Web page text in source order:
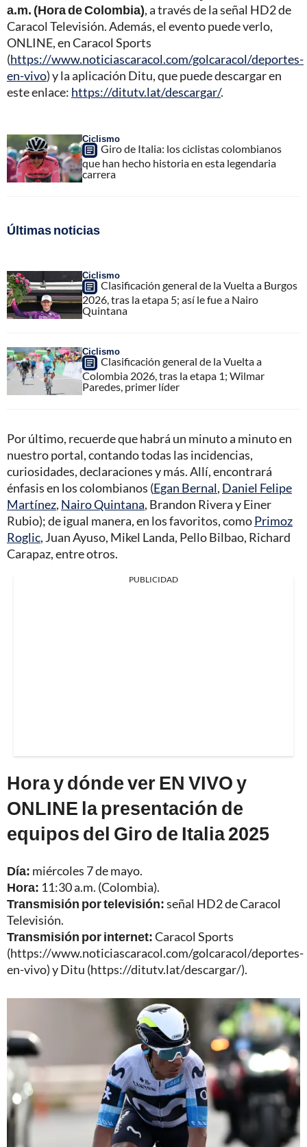
a.m. (Hora de Colombia), a través de la señal HD2 de
Caracol Televisión. Además, el evento puede verlo,
ONLINE, en Caracol Sports
(https://www.noticiascaracol.com/golcaracol/deportes-
en-vivo) y la aplicación Ditu, que puede descargar en
este enlace: https://ditutv.lat/descargar/.
Ciclismo
Giro de Italia: los ciclistas colombianos
que han hecho historia en esta legendaria
carrera
Últimas noticias
Ciclismo
Clasificación general de la Vuelta a Burgos
2026, tras la etapa 5; así le fue a Nairo
Quintana
Ciclismo
Clasificación general de la Vuelta a
Colombia 2026, tras la etapa 1; Wilmar
Paredes, primer líder
Por último, recuerde que habrá un minuto a minuto en
nuestro portal, contando todas las incidencias,
curiosidades, declaraciones y más. Allí, encontrará
énfasis en los colombianos (Egan Bernal, Daniel Felipe
Martínez, Nairo Quintana, Brandon Rivera y Einer
Rubio); de igual manera, en los favoritos, comoPrimoz
Roglic, Juan Ayuso, Mikel Landa, Pello Bilbao, Richard
Carapaz, entre otros.
PUBLICIDAD
Hora y dónde ver EN VIVO y
ONLINE la presentación de
equipos del Giro de Italia 2025
Día: miércoles 7 de mayo.
Hora: 11:30 a.m. (Colombia).
Transmisión por televisión:señal HD2 de Caracol
Televisión.
Transmisión por internet:Caracol Sports
(https://www.noticiascaracol.com/golcaracol/deportes-
en-vivo) y Ditu (https://ditutv.lat/descargar/).